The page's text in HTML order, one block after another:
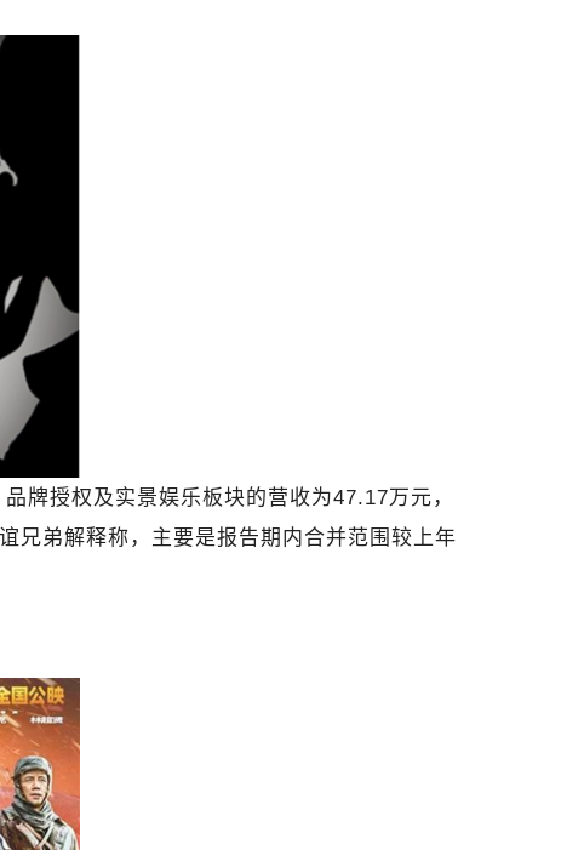
牌授权及实景娱乐板块的营收为47.17万元，
兄弟解释称，主要是报告期内合并范围较上年